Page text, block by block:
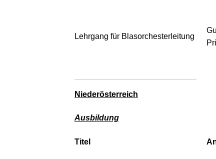
Lehrgang für Blasorchesterleitung
Niederösterreich
Ausbildung
Titel